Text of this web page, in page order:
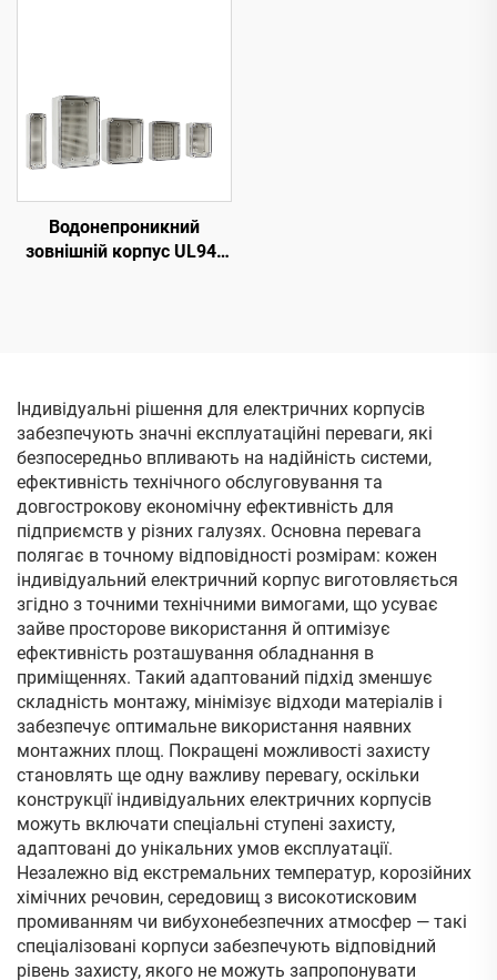
Водонепроникний
зовнішній корпус UL94-
АБС
Індивідуальні рішення для електричних корпусів
забезпечують значні експлуатаційні переваги, які
безпосередньо впливають на надійність системи,
ефективність технічного обслуговування та
довгострокову економічну ефективність для
підприємств у різних галузях. Основна перевага
полягає в точному відповідності розмірам: кожен
індивідуальний електричний корпус виготовляється
згідно з точними технічними вимогами, що усуває
зайве просторове використання й оптимізує
ефективність розташування обладнання в
приміщеннях. Такий адаптований підхід зменшує
складність монтажу, мінімізує відходи матеріалів і
забезпечує оптимальне використання наявних
монтажних площ. Покращені можливості захисту
становлять ще одну важливу перевагу, оскільки
конструкції індивідуальних електричних корпусів
можуть включати спеціальні ступені захисту,
адаптовані до унікальних умов експлуатації.
Незалежно від екстремальних температур, корозійних
хімічних речовин, середовищ з високотисковим
промиванням чи вибухонебезпечних атмосфер — такі
спеціалізовані корпуси забезпечують відповідний
рівень захисту, якого не можуть запропонувати